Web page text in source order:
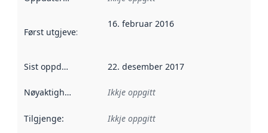
Først utgjeve:
16. februar 2016
Sist oppdatert 22. desember 2017
Nøyaktigheit Ikkje oppgitt
Tilgjenge: Ikkje oppgitt